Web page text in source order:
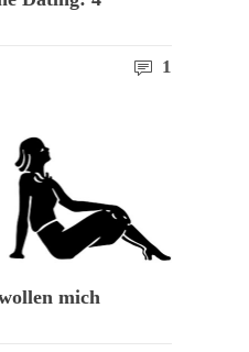
1
mich